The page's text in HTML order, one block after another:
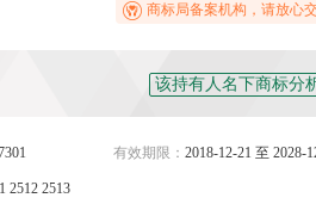
商标局备案机构，请放心
该持有人名下商标分
有效期限： 2018-12-21 至 2028-
2512 2513